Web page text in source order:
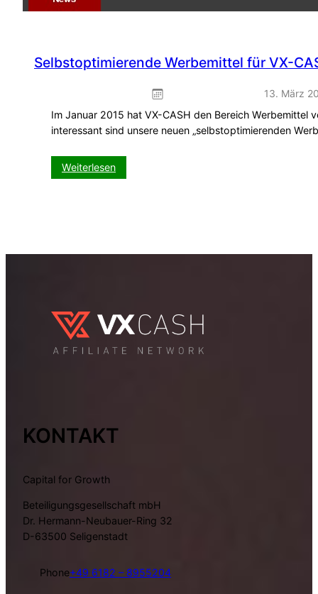
Selbstoptimierende Werbemittel für VX-
13. März
Im Januar 2015 hat VX-CASH den Bereich Werbemittel
interessant sind unsere neuen „selbstoptimierenden
Weiterlesen:
Selbstoptimierende
KONTAKT
Capital for Growth
Beteiligungsgesellschaft mbH
Dr. Hermann-Neubauer-Ring 32
D-63500 Seligenstadt
Phone+49 6182 – 8955204